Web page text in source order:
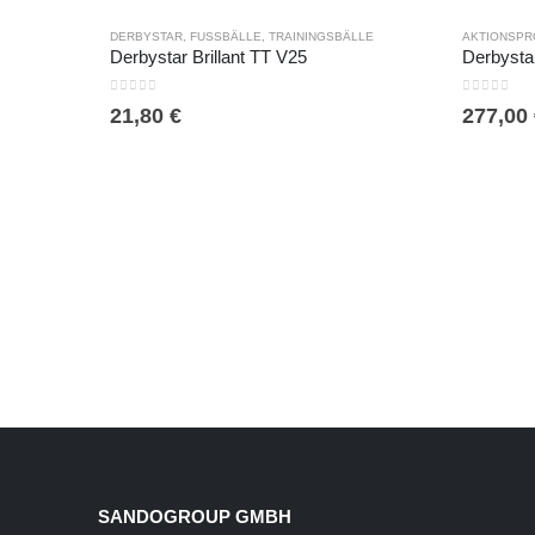
DERBYSTAR FUSSBÄLLE TRAININGSBÄLLE
Derbystar Brillant TT V25
21,80 € 277,00
SANDOGROUP GMBH